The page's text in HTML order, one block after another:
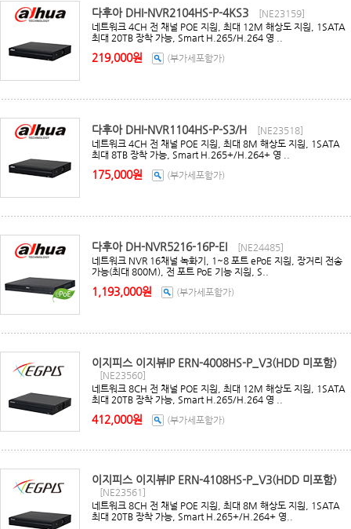
다후아 DHI-NVR2104HS-P-4KS3
[NE23159]
네트워크 4CH 전 채널 POE 지원, 최대 12M 해상도 지원, 1SATA
최대 20TB 장착 가능, Smart H.265/H.264 영 ..
219,000원 (부가세포함가)
다후아 DHI-NVR1104HS-P-S3/H
[NE23518]
네트워크 4CH 전 채널 POE 지원, 최대 8M 해상도 지원, 1SATA
최대 8TB 장착 가능, Smart H.265+/H.264+ 영 ..
175,000원 (부가세포함가)
다후아 DH-NVR5216-16P-EI
[NE24485]
네트워크 NVR 16채널 녹화기, 1~8 포트 ePoE 지원, 장거리 전송
가능(최대 800M), 전 포트 PoE 기능 지원, S..
1,193,000원 (부가세포함가)
이지피스 이지뷰IP ERN-4008HS-P_V3(HDD 미포함)
[NE23560]
네트워크 8CH 전 채널 POE 지원, 최대 12M 해상도 지원, 1SATA
최대 20TB 장착 가능, Smart H.265/H.264 영 ..
412,000원 (부가세포함가)
이지피스 이지뷰IP ERN-4108HS-P_V3(HDD 미포함)
[NE23561]
네트워크 8CH 전 채널 POE 지원, 최대 8M 해상도 지원, 1SATA
최대 20TB 장착 가능, Smart H.265+/H.264+ 영..